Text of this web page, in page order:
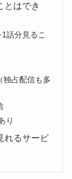
とはでき
話分見るこ
独占配信も多
り
れるサービ